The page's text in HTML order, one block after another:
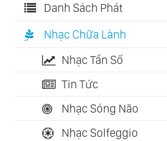
Danh Sách Phát
Nhạc Chữa Lành
Nhạc Tần Số
Tin Tức
Nhạc Sóng Não
Nhạc Solfeggio